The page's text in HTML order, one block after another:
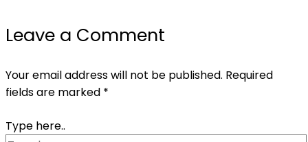
Leave a Comment
Your email address will not be published. Required
fields are marked *
Type here..